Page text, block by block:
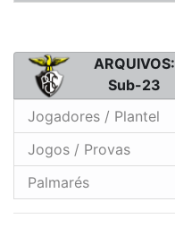
ARQUIVOS:
Sub-23
Jogadores / Plantel
Jogos / Provas
Palmarés